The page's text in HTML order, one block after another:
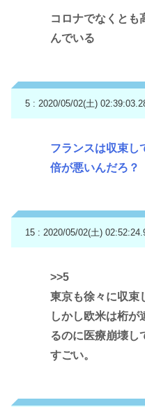
コロナでなくとも
んでいる
5 : 2020/05/02(土)
フランスは収束し
倍が悪いんだろ？
15 : 2020/05/02(土)
>>5
東京も徐々に収束
しかし欧米は桁が
るのに医療崩壊し
すごい。